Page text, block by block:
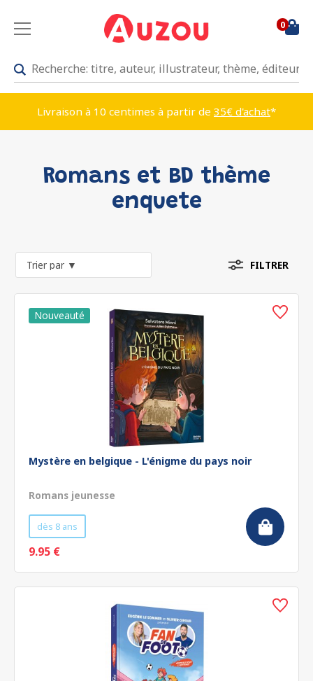
0
Livraison à 10 centimes à partir de 35€ d'achat*
Romans et BD thème
enquete
FILTRER
Mystère en belgique - L'énigme du pays noir
Romans jeunesse
dès 8 ans
9.95 €